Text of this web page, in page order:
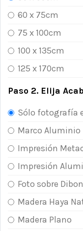
60 x 75cm
75 x 100cm
100 x 135cm
125 x 170cm
Paso 2. Elija
Sólo fotografía
Marco Aluminio
Impresión
Impresión
Foto sobre
Madera Haya
Madera Plano